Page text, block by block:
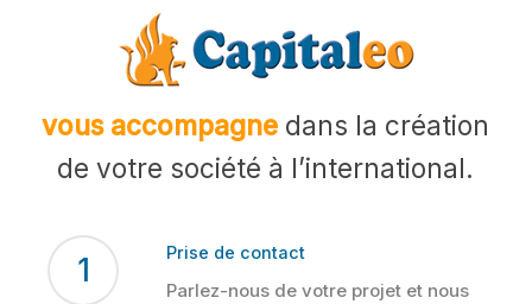
vous accompagne dans la création
de votre société à l’international.
1 Prise de contact
Parlez-nous de votre projet et nous